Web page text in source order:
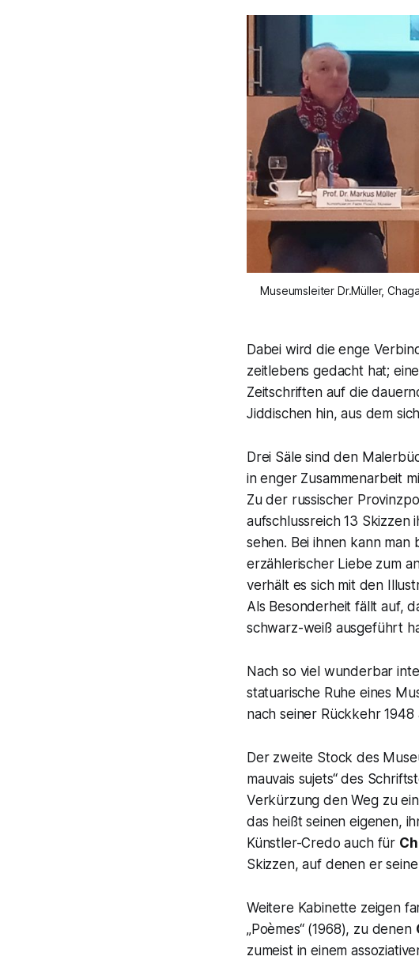
Museumsleiter Dr.Müller, Chagall-Enkelin Meret Meyer und Alexander Gaude führen in die Ausstellung ein.
Dabei wird die enge
zeitlebens gedacht hat;
Zeitschriften auf die
Jiddischen hin, aus dem
Drei Säle sind den
in enger Zusammenarbeit
Zu der russischer
aufschlussreich 13
sehen. Bei ihnen kann
erzählerischer Liebe zum
verhält es sich mit den
Als Besonderheit fällt auf,
schwarz-weiß ausgeführt
Nach so viel wunderbar
statuarische Ruhe eines
nach seiner Rückkehr
Der zweite Stock des
mauvais sujets“ des
Verkürzung den Weg zu
das heißt seinen eigenen,
Künstler-Credo auch für
Skizzen, auf denen er
Weitere Kabinette zeigen
„Poèmes“ (1968), zu denen
zumeist in einem